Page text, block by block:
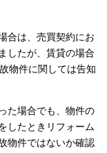
合は、売買契約にお
したが、賃貸の場合
物件に関しては告知
た場合でも、物件の
したときリフォーム
物件ではないか確認